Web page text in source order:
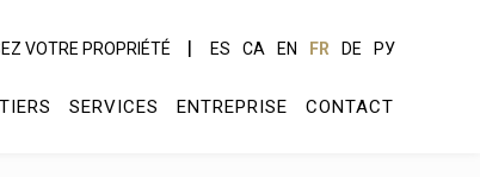
VOTRE PROPRIÉTÉ ES CA EN FR DE РУ
SERVICES ENTREPRISE CONTACT